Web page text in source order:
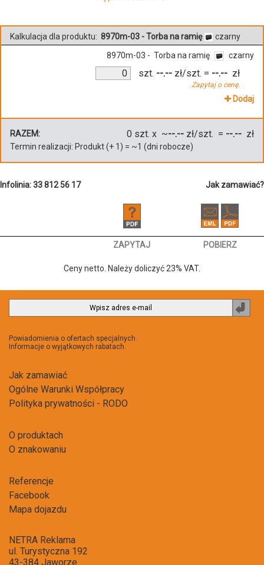
Kalkulacja dla produktu: 8970m-03 - Torba na ramię czarny
8970m-03 - Torba na ramię czarny
szt. --.-- zł/szt.
Zapytaj o cenę.
= --.-- zł
Dodaj
RAZEM: 0 szt. x ~--.-- zł/szt. = --.-- zł
Termin realizacji: Produkt(+ 1 ) = ~1 (dni robocze)
Infolinia: 33 812 56 17 Jak zamawiać?
ZAPYTAJ POBIERZ
Ceny netto. Należy doliczyć 23% VAT.
Powiadomienia o ofertach specjalnych.
Informacje o wyjątkowych rabatach.
Jak zamawiać
Ogólne Warunki Współpracy
Polityka prywatności - RODO
O produktach
O znakowaniu
Referencje
Facebook
Mapa dojazdu
NETRA Reklama
ul. Turystyczna 192
43-384 Jaworze